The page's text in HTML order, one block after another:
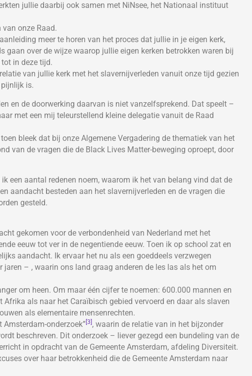
jullie daarbij ook samen met NiNsee, het Nationaal instituut
onze Raad.
meer te horen van het proces dat jullie in je eigen kerk,
gaan over de wijze waarop jullie eigen kerken betrokken waren bij
in deze tijd.
van jullie kerk met het slavernijverleden vanuit onze tijd gezien
is.
en de doorwerking daarvan is niet vanzelfsprekend. Dat speelt –
met een mij teleurstellend kleine delegatie vanuit de Raad
bleek dat bij onze Algemene Vergadering de thematiek van het
van de vragen die de Black Lives Matter-beweging oproept, door
een aantal redenen noem, waarom ik het van belang vind dat de
aandacht besteden aan het slavernijverleden en de vragen die
gesteld.
gekomen voor de verbondenheid van Nederland met het
eeuw tot ver in de negentiende eeuw. Toen ik op school zat en
aandacht. Ik ervaar het nu als een goeddeels verzwegen
jaren – , waarin ons land graag anderen de les las als het om
om heen. Om maar één cijfer te noemen: 600.000 mannen en
als naar het Caraïbisch gebied vervoerd en daar als slaven
als elementaire mensenrechten.
Amsterdam-onderzoek” [3] , waarin de relatie van in het bijzonder
beschreven. Dit onderzoek – liever gezegd een bundeling van de
in opdracht van de Gemeente Amsterdam, afdeling Diversiteit.
over haar betrokkenheid die de Gemeente Amsterdam naar